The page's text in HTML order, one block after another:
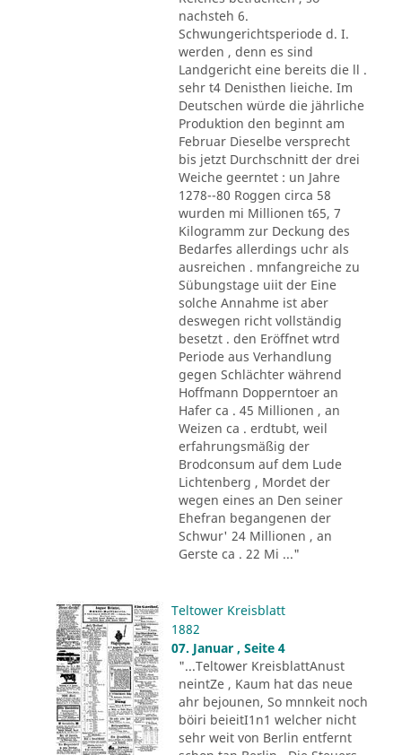
nachsteh 6.
Schwungerichtsperiode d. I.
werden , denn es sind
Landgericht eine bereits die ll .
sehr t4 Denisthen lieiche. Im
Deutschen würde die jährliche
Produktion den beginnt am
Februar Dieselbe versprecht
bis jetzt Durchschnitt der drei
Weiche geerntet : un Jahre
1278--80 Roggen circa 58
wurden mi Millionen t65, 7
Kilogramm zur Deckung des
Bedarfes allerdings uchr als
ausreichen . mnfangreiche zu
Sübungstage uiit der Eine
solche Annahme ist aber
deswegen richt vollständig
besetzt . den Eröffnet wtrd
Periode aus Verhandlung
gegen Schlächter während
Hoffmann Dopperntoer an
Hafer ca . 45 Millionen , an
Weizen ca . erdtubt, weil
erfahrungsmäßig der
Brodconsum auf dem Lude
Lichtenberg , Mordet der
wegen eines an Den seiner
Ehefran begangenen der
Schwur' 24 Millionen , an
Gerste ca . 22 Mi ..."
Teltower Kreisblatt
1882
07. Januar , Seite 4
"...Teltower KreisblattAnust
neintZe , Kaum hat das neue
ahr bejounen, So mnnkeit noch
böiri beieitI1n1 welcher nicht
sehr weit von Berlin entfernt